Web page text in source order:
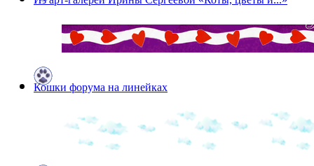
Кошки форума на линейках